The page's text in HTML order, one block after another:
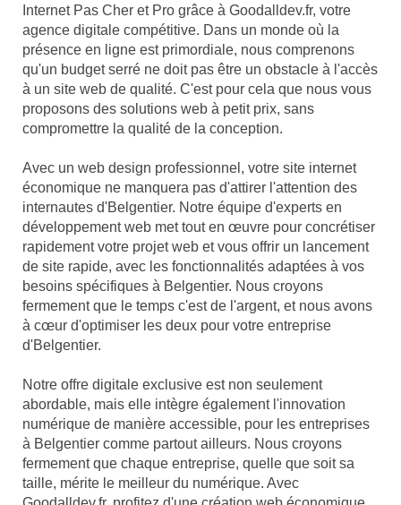
Internet Pas Cher et Pro grâce à Goodalldev.fr, votre
agence digitale compétitive. Dans un monde où la
présence en ligne est primordiale, nous comprenons
qu'un budget serré ne doit pas être un obstacle à l'accès
à un site web de qualité. C'est pour cela que nous vous
proposons des solutions web à petit prix, sans
compromettre la qualité de la conception.
Avec un web design professionnel, votre site internet
économique ne manquera pas d'attirer l'attention des
internautes d'Belgentier. Notre équipe d'experts en
développement web met tout en œuvre pour concrétiser
rapidement votre projet web et vous offrir un lancement
de site rapide, avec les fonctionnalités adaptées à vos
besoins spécifiques à Belgentier. Nous croyons
fermement que le temps c'est de l'argent, et nous avons
à cœur d'optimiser les deux pour votre entreprise
d'Belgentier.
Notre offre digitale exclusive est non seulement
abordable, mais elle intègre également l'innovation
numérique de manière accessible, pour les entreprises
à Belgentier comme partout ailleurs. Nous croyons
fermement que chaque entreprise, quelle que soit sa
taille, mérite le meilleur du numérique. Avec